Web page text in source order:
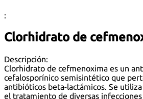
:
Clorhidrato de
Descripción:
Clorhidrato de cefmenoxima es un
cefalosporínico semisintético que
antibióticos beta-lactámicos. Se
el tratamiento de diversas